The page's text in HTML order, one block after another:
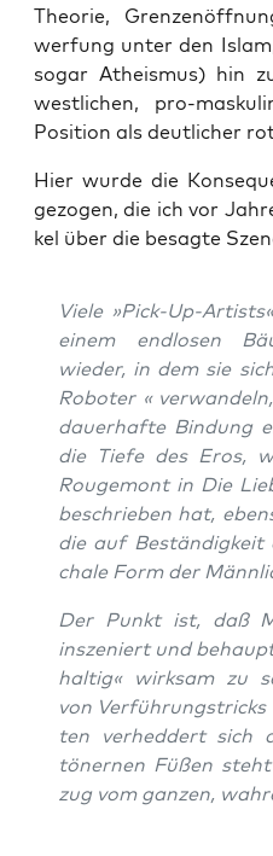
Theo­rie,
wer­fung unter den
sogar Athe­is­mus) hin
west­li­chen, pro-
Posi­ti­on als deut­li­cher
Hier wur­de die
gezo­gen, die ich vor
kel über die besag­te
Vie­le »Pick-Up-
einem end­lo­sen
wie­der, in dem sie
Robo­ter «
dau­er­haf­te Bin­dung
die Tie­fe des Eros,
Rouge­mont in Die
beschrie­ben hat,
die auf
cha­le Form der
Der Punkt ist, daß
insze­niert und
hal­tig« wirk­sam zu
von
ten ver­hed­dert sich
töner­nen Füßen
zug vom gan­zen,